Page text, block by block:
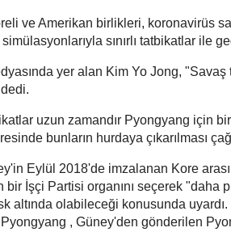
ve Amerikan birlikleri, koronavirüs
sınırlı tatbikatlar ile
yer alan Kim Yo Jong,
uzun zamandır Pyongyang için
bunların hurdaya çıkarılması
Eylül 2018'de imzalanan Kore
bir İşçi Partisi organını seçerek "daha
altında olabileceği konusunda uyardı.
, Güney'den gönderilen